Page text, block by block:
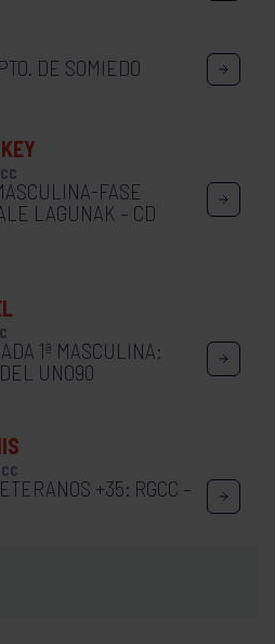
DE SOMIEDO
FASE
LAGUNAK – CD
1ª MASCULINA:
UNO90
+35: RGCC –